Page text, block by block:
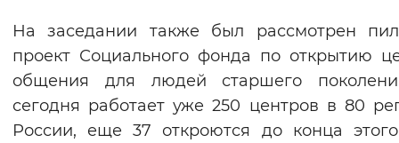
На заседании также был рассмотрен
проект Социального фонда по открытию
общения для людей старшего
сегодня работает уже 250 центров в 80
России, еще 37 откроются до конца